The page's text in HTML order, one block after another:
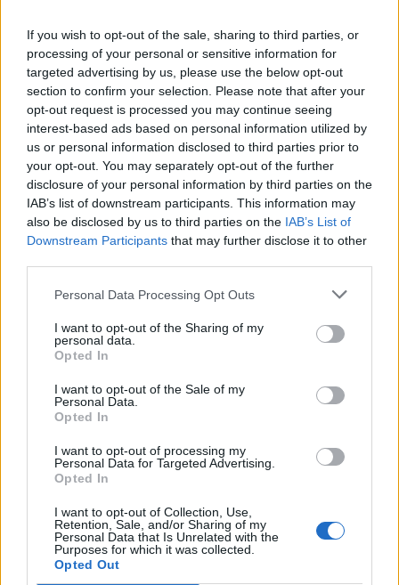
If you wish to opt-out of the sale, sharing to third parties, or
processing of your personal or sensitive information for
targeted advertising by us, please use the below opt-out
section to confirm your selection. Please note that after your
opt-out request is processed you may continue seeing
interest-based ads based on personal information utilized by
us or personal information disclosed to third parties prior to
your opt-out. You may separately opt-out of the further
disclosure of your personal information by third parties on the
IAB’s list of downstream participants. This information may
also be disclosed by us to third parties on the IAB’s List of
Downstream Participants that may further disclose it to other
Personal Data Processing Opt Outs
I want to opt-out of the Sharing of my
personal data.
Opted In
I want to opt-out of the Sale of my
Personal Data.
Opted In
I want to opt-out of processing my
Personal Data for Targeted Advertising.
Opted In
I want to opt-out of Collection, Use,
Retention, Sale, and/or Sharing of my
Personal Data that Is Unrelated with the
Purposes for which it was collected.
Opted Out
in un lampo. Il Forest è disposto a pagare 30 milioni, ma il
giocatore preferirebbe il Napoli se ci fosse ancora la
possibilità: percorso inverso rispetto a Ndoye. Parallelamente
è tornato nei radar il portoghese del Benfica, Florentino Luis,
25 anni, mediano fisico molto efficace nell'interdizione ma
dotato anche di una certa qualià e capacità di gestione del
pallone".
VAI ALLA VERSIONE CLASSICA
Il materiale (testo, foto e video) consultabile in questo portale è di nostra proprietà.
Alcune foto (screenshot) ed articoli presenti su "Calciomercato Magazine" sono in parte
giunti da internet, in quanto arrivati alla nostra attenzione attraverso regolari